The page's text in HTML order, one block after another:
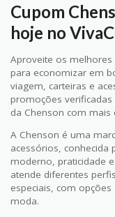
Cupom
hoje no
Aproveite os melhores
para economizar em
viagem, carteiras e
promoções
da Chenson com mais
A Chenson é uma
acessórios,
moderno, praticidade
atende diferentes
especiais, com
moda.